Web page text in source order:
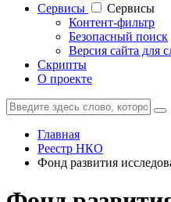
Cервисы
Cервисы
Контент-фильтр
Безопасный поиск
Версия сайта для
Скрипты
О проекте
Главная
Реестр НКО
Фонд развития